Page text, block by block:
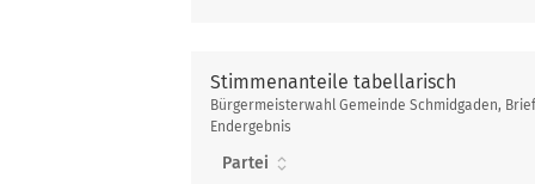
Stimmenanteile tabellarisch
Stimmenanteile
tabellarisch
Bürgermeisterwahl Gemeinde Schmidgaden,
Endergebnis
Partei